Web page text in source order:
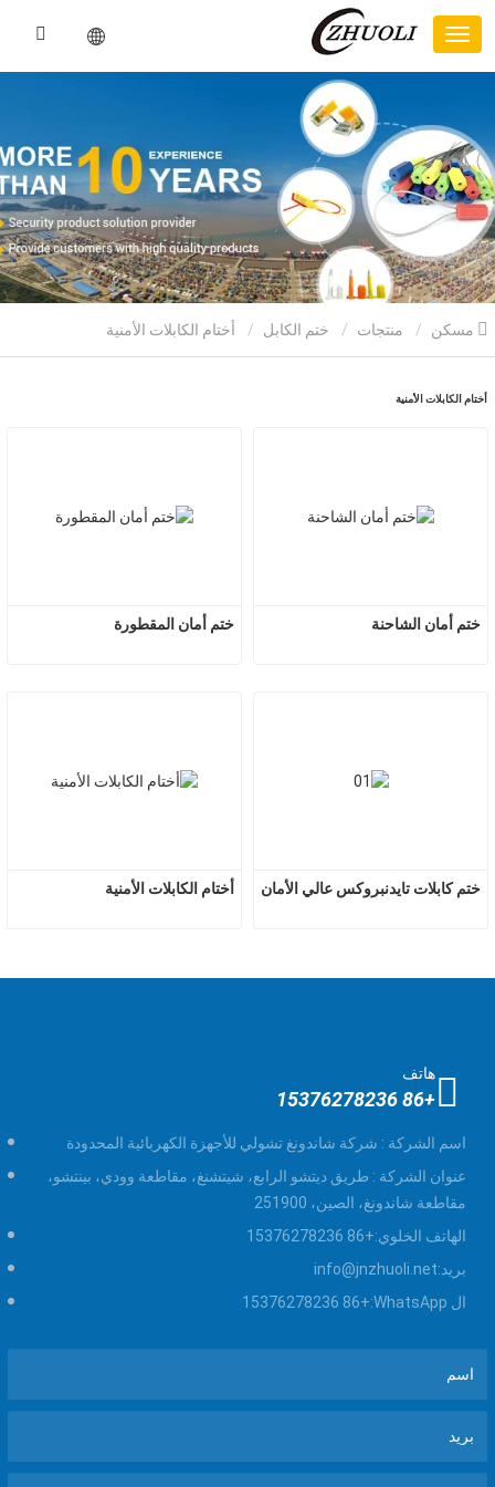
منتجات ختم الكابل
أختام الكابلات الأمنية
ختم أمان المقطورة ختم أمان الشاحنة
أختام الكابلات الأمنية ختم كابلات تايدنبروكس عالي الأمان
هاتف
+86 15376278236
اسم الشركة : شركة شاندونغ تشولي للأجهزة الكهربائية المحدودة
عنوان الشركة : طريق ديتشو الرابع، شيتشنغ، مقاطعة وودي، بينتشو،
مقاطعة شاندونغ، الصين، 251900
الهاتف الخلوي:+86 15376278236
بريد:info@jnzhuoli.net
ال WhatsApp:
+86 15376278236